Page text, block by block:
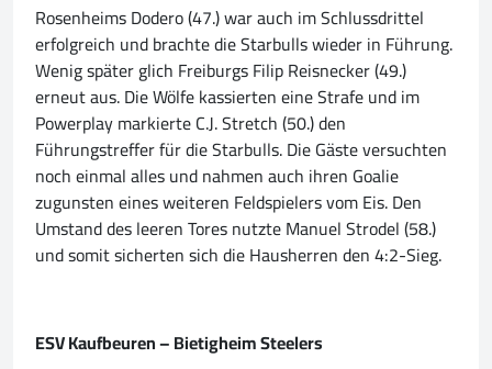
Rosenheims Dodero (47.) war auch im Schlussdrittel
erfolgreich und brachte die Starbulls wieder in Führung.
Wenig später glich Freiburgs Filip Reisnecker (49.)
erneut aus. Die Wölfe kassierten eine Strafe und im
Powerplay markierte C.J. Stretch (50.) den
Führungstreffer für die Starbulls. Die Gäste versuchten
noch einmal alles und nahmen auch ihren Goalie
zugunsten eines weiteren Feldspielers vom Eis. Den
Umstand des leeren Tores nutzte Manuel Strodel (58.)
und somit sicherten sich die Hausherren den 4:2-Sieg.
ESV Kaufbeuren – Bietigheim Steelers